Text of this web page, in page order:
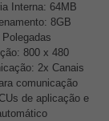
Interna: 64MB
8GB
800 x 480
2x Canais
comunicação
de aplicação e